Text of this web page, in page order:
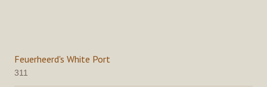
Feuerheerd's White Port
311